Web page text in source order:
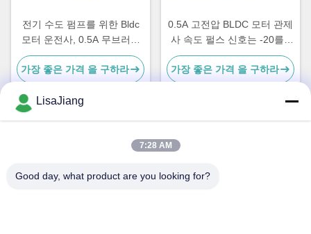
전기 수도 펌프를 위한 Bldc
모터 운전사, 0.5A 무브러시
Sensorless 관제사
가장 좋은 가격 을 구하라
0.5A 고전압 BLDC 모터 관제
사 속도 펄스 신호는 -20를 -
85℃ 출력했습니다
가장 좋은 가격 을 구하라
주소
LisaJiang
7:28 AM
Good day, what product are you looking for?